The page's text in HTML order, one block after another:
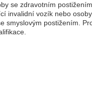
se zdravotním
invalidní vozík nebo
smyslovým postižením.